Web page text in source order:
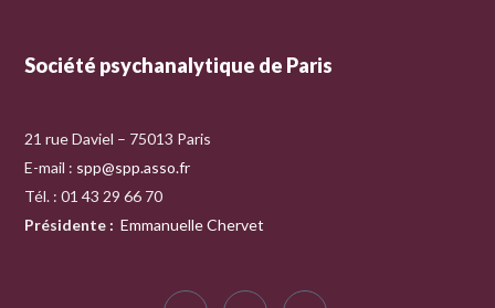
Société psychanalytique de Paris
21 rue Daviel – 75013 Paris
E-mail : spp@spp.asso.fr
Tél. : 01 43 29 66 70
Présidente : Emmanuelle Chervet